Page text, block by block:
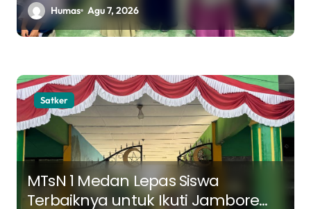
Humas Agu 7, 2026
Satker
MTsN 1 Medan Lepas Siswa
Terbaiknya untuk Ikuti Jambore